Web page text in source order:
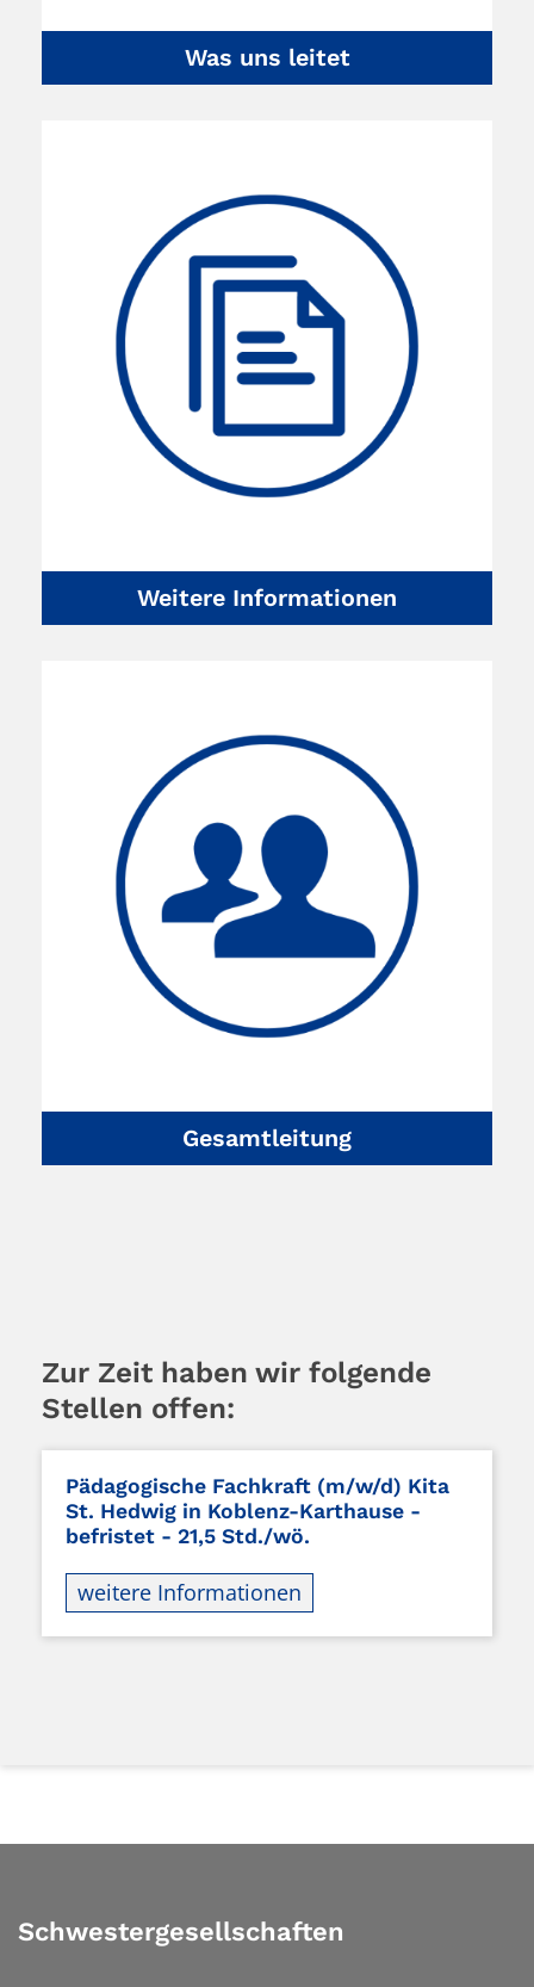
Was uns leitet
Weitere Informationen
Gesamtleitung
Zur Zeit haben wir folgende
Stellen offen:
Pädagogische Fachkraft (m/w/d) Kita
St. Hedwig in Koblenz-Karthause -
befristet - 21,5 Std./wö.
weitere Informationen
Schwestergesellschaften